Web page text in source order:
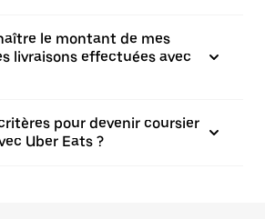
le montant de mes
livraisons effectuées avec
pour devenir coursier
Uber Eats ?